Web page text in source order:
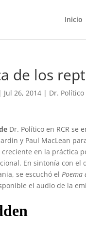
Inicio
de los
| Jul 26, 2014 | Dr. Político
Dr. Político en RCR se
y Paul MacLean
en la práctica
En sintonía con el
se escuchó elPoema
el audio de la